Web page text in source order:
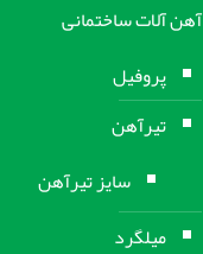
آهن آلات ساختمانی
پروفیل
تیرآهن
سایز تیرآهن
میلگرد